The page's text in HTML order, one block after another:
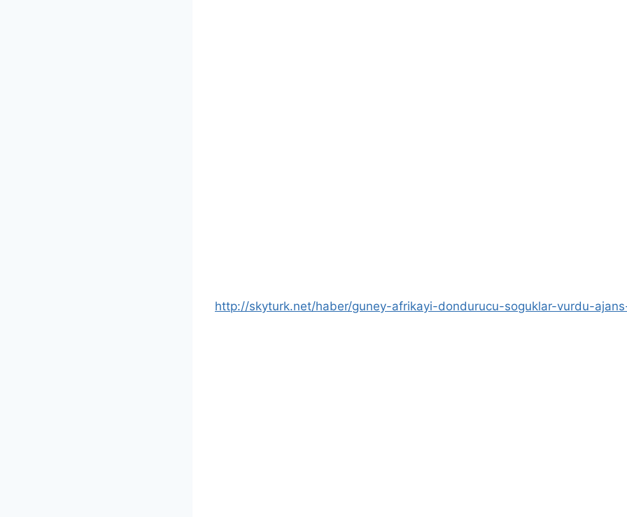
http://skyturk.net/haber/guney-afrikayi-dondurucu-soguklar-vurdu-